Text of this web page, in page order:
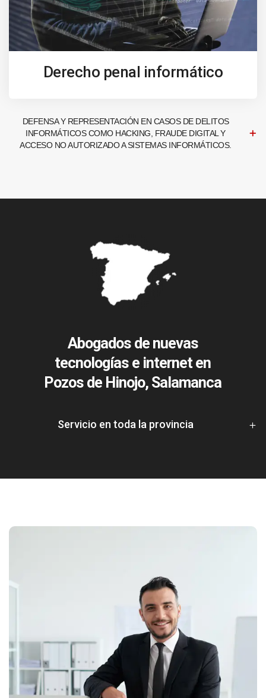
Derecho penal informático
DEFENSA Y REPRESENTACIÓN EN CASOS DE DELITOS
INFORMÁTICOS COMO HACKING, FRAUDE DIGITAL Y
ACCESO NO AUTORIZADO A SISTEMAS INFORMÁTICOS.
Abogados de nuevas
tecnologías e internet en
Pozos de Hinojo, Salamanca
Servicio en toda la provincia